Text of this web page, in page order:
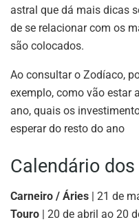
astral que dá mais dicas
de se relacionar com os
são colocados.
Ao consultar o Zodíaco,
exemplo, como vão estar
ano, quais os
esperar do resto do ano
Calendário
Carneiro / Áries | 21 de
Touro | 20 de abril ao 20